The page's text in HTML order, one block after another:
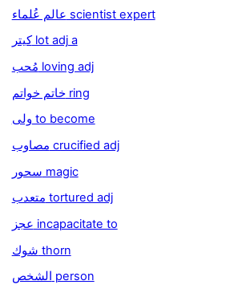
عالم عُلماء scientist expert
كيتر lot adj a
مُحب loving adj
خاتم خواتم ring
ولى to become
مصاوب crucified adj
سحور magic
متعدب tortured adj
عجز incapacitate to
شوك thorn
الشخص person